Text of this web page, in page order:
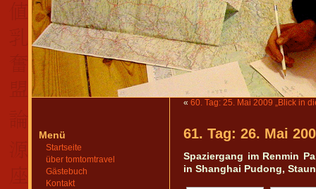
Menü
Startseite
über tomtomtravel
Gästebuch
Kontakt
« 60. Tag: 25. Mai 2009 „Blick in
61. Tag: 26. Mai
Spaziergang im Renmin
in Shanghai Pudong,